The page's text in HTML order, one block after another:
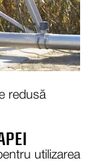
redusă
utilizarea